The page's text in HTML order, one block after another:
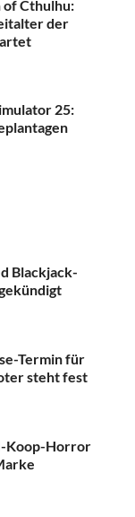
of Cthulhu:
der
25:
Blackjack-
Termin für
steht fest
Koop-Horror